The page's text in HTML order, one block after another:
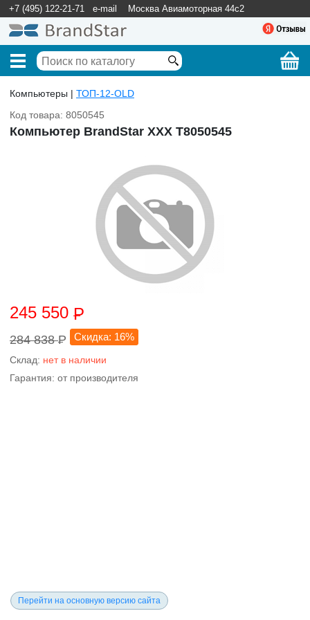
+7 (495) 122-21-71 e-mail Москва Авиамоторная 44с2
Компьютеры | ТОП-12-OLD
Код товара: 8050545
Компьютер BrandStar XXX T8050545
245 550 P
284 838P Скидка: 16%
Склад: нет в наличии
Гарантия: от производителя
Перейти на основную версию сайта